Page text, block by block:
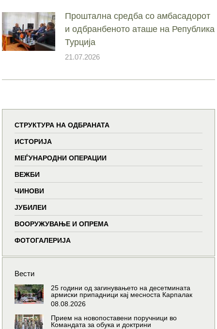
Проштална средба со амбасадорот
и одбранбеното аташе на Република
Турција
21.07.2026
СТРУКТУРА НА ОДБРАНАТА
ИСТОРИЈА
МЕЃУНАРОДНИ ОПЕРАЦИИ
ВЕЖБИ
ЧИНОВИ
ЈУБИЛЕИ
ВООРУЖУВАЊЕ И ОПРЕМА
ФОТОГАЛЕРИЈА
Вести
25 години од загинувањето на десетмината
армиски припадници кај месноста Карпалак
08.08.2026
Прием на новопоставени поручници во
Командата за обука и доктрини